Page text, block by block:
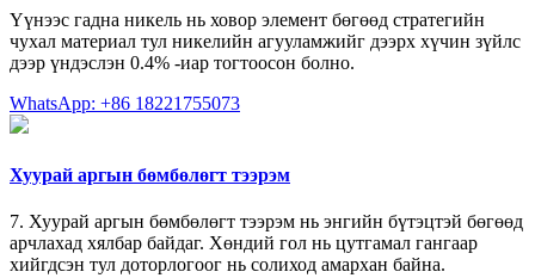
Үүнээс гадна никель нь ховор элемент бөгөөд стратегийн
чухал материал тул никелийн агууламжийг дээрх хүчин зүйлс
дээр үндэслэн 0.4% -иар тогтоосон болно.
WhatsApp: +86 18221755073
Хуурай аргын бөмбөлөгт тээрэм
7. Хуурай аргын бөмбөлөгт тээрэм нь энгийн бүтэцтэй бөгөөд
арчлахад хялбар байдаг. Хөндий гол нь цутгамал гангаар
хийгдсэн тул доторлогоог нь солиход амархан байна.